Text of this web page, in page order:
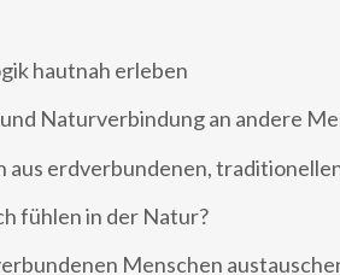
hautnah erleben
Naturverbindung an andere
aus erdverbundenen,
fühlen in der Natur?
Menschen